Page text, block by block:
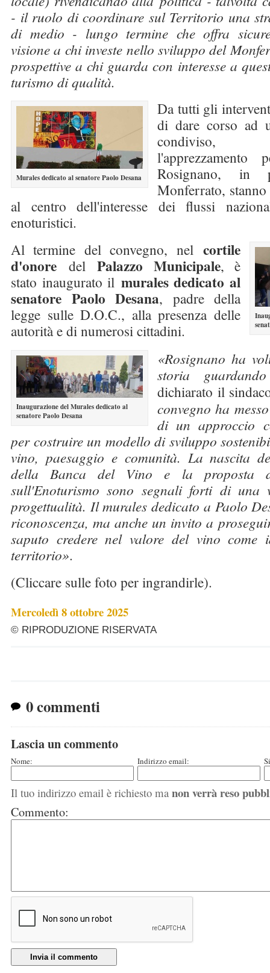
- il ruolo di coordinare sul Territorio una
di medio - lungo termine che offra
visione a chi investe nello sviluppo del
prospettive a chi guarda con interesse a
turismo di qualità.
Murales dedicato al senatore Paolo Desana
Da tutti gli
di dare corso ad
condiviso,
Rosignano, in
Monferrato,
al centro dell'interesse dei flussi
enoturistici.
Al termine del convegno, nel cortile
d'onore del Palazzo Municipale, è
stato inaugurato il murales dedicato al
senatore Paolo Desana, padre della
legge sulle D.O.C., alla presenza delle
autorità e di numerosi cittadini.
Inaugurazione del Murales dedicato al
senatore Paolo Desana
«Rosignano ha
storia
dichiarato il
convegno ha
di un approccio
per costruire un modello di sviluppo
vino, paesaggio e comunità. La nascita
della Banca del Vino e la proposta
sull'Enoturismo sono segnali forti di
progettualità. Il murales dedicato a Paolo
riconoscenza, ma anche un invito a
saputo credere nel valore del vino come
territorio».
(Cliccare sulle foto per ingrandirle).
Mercoledì 8 ottobre 2025
© RIPRODUZIONE RISERVATA
0 commenti
Lascia un commento
Nome: Indirizzo email:
Il tuo indirizzo email è richiesto ma non verrà reso
Commento:
Invia il commento